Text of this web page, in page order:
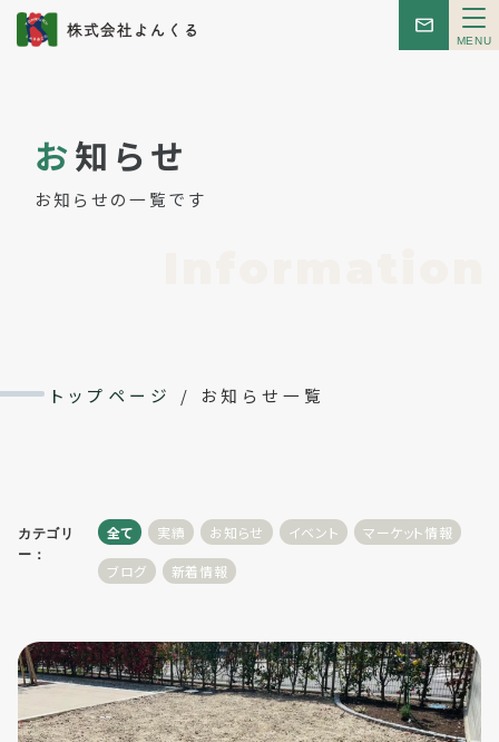
メ
ニ
フロア予約
お知らせ
お知らせの一覧です
トップページ / お知らせ一覧
カテゴリ
ー：
全て 実績 お知らせ イベント マーケット情報
ブログ 新着情報